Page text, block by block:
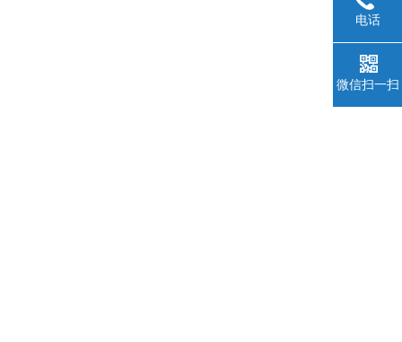
电话
微信扫一扫